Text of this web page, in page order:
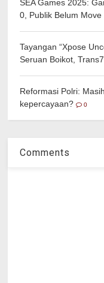
SEA Games 2025:
0, Publik Belum
Tayangan “Xpose
Seruan Boikot,
Reformasi Polri:
kepercayaan?
0
Comments